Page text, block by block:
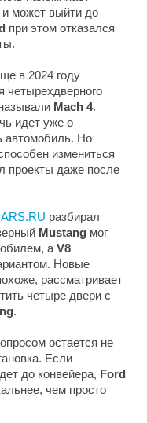
и может выйти до
при этом отказался
в 2024 году
четырехдверного
Mach 4.
идет уже о
автомобиль. Но
измениться
проекты даже после
разбирал
Mustang мог
а V8
Новые
рассматривает
четыре двери с
.
остается не
Если
до конвейера, Ford
чем просто